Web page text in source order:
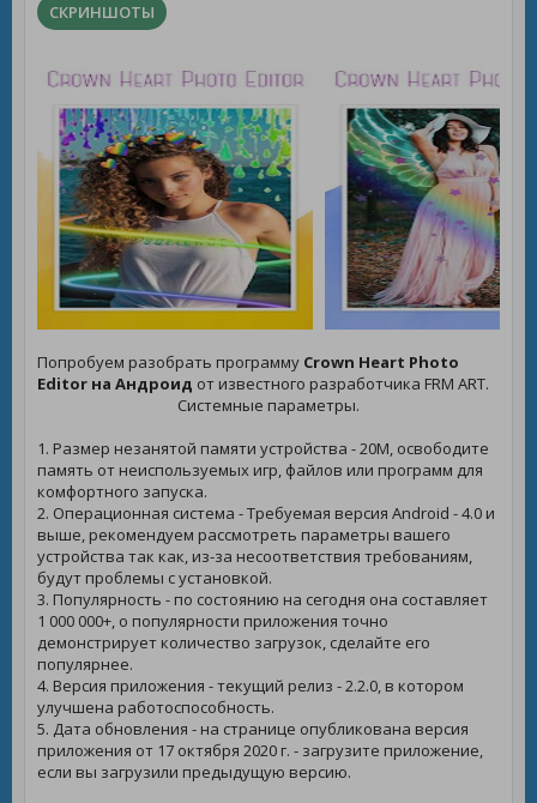
СКРИНШОТЫ
Попробуем разобрать программу Crown Heart Photo
Editor на Андроид от известного разработчика FRM ART.
Системные параметры.
1. Размер незанятой памяти устройства - 20M, освободите
память от неиспользуемых игр, файлов или программ для
комфортного запуска.
2. Операционная система - Требуемая версия Android - 4.0 и
выше, рекомендуем рассмотреть параметры вашего
устройства так как, из-за несоответствия требованиям,
будут проблемы с установкой.
3. Популярность - по состоянию на сегодня она составляет
1 000 000+, о популярности приложения точно
демонстрирует количество загрузок, сделайте его
популярнее.
4. Версия приложения - текущий релиз - 2.2.0, в котором
улучшена работоспособность.
5. Дата обновления - на странице опубликована версия
приложения от 17 октября 2020 г. - загрузите приложение,
если вы загрузили предыдущую версию.